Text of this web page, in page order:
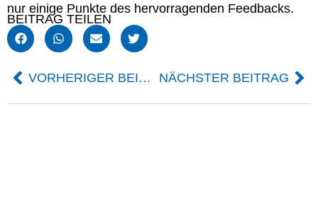
nur einige Punkte des hervorragenden Feedbacks.
BEITRAG TEILEN
VORHERIGER BEITRAG NÄCHSTER BEITRAG